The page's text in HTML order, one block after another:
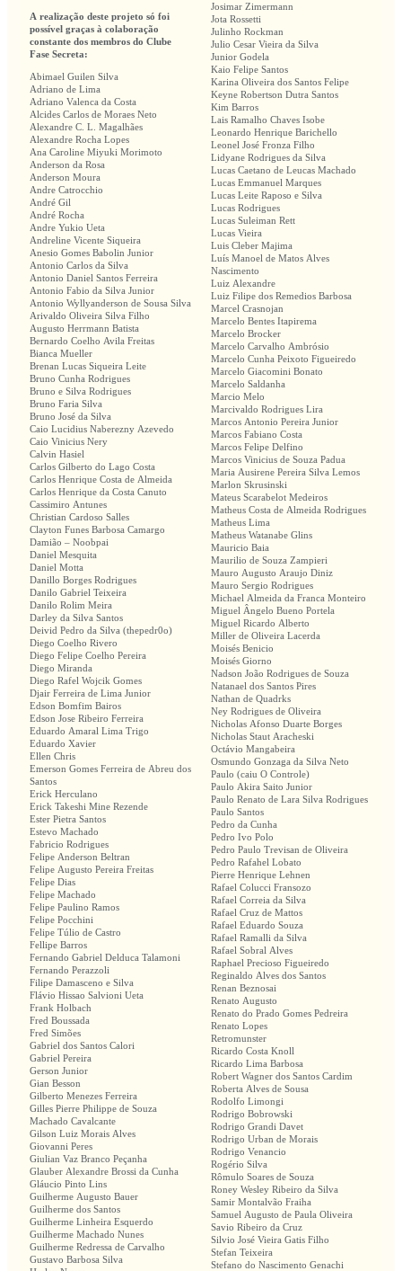
A realização deste projeto só foi
possível graças à colaboração
constante dos membros do Clube
Fase Secreta:
Abimael Guilen Silva
Adriano de Lima
Adriano Valenca da Costa
Alcides Carlos de Moraes Neto
Alexandre C. L. Magalhães
Alexandre Rocha Lopes
Ana Caroline Miyuki Morimoto
Anderson da Rosa
Anderson Moura
Andre Catrocchio
André Gil
André Rocha
Andre Yukio Ueta
Andreline Vicente Siqueira
Anesio Gomes Babolin Junior
Antonio Carlos da Silva
Antonio Daniel Santos Ferreira
Antonio Fabio da Silva Junior
Antonio Wyllyanderson de Sousa Silva
Arivaldo Oliveira Silva Filho
Augusto Herrmann Batista
Bernardo Coelho Avila Freitas
Bianca Mueller
Brenan Lucas Siqueira Leite
Bruno Cunha Rodrigues
Bruno e Silva Rodrigues
Bruno Faria Silva
Bruno José da Silva
Caio Lucidius Naberezny Azevedo
Caio Vinicius Nery
Calvin Hasiel
Carlos Gilberto do Lago Costa
Carlos Henrique Costa de Almeida
Carlos Henrique da Costa Canuto
Cassimiro Antunes
Christian Cardoso Salles
Clayton Funes Barbosa Camargo
Damião – Noobpai
Daniel Mesquita
Daniel Motta
Danillo Borges Rodrigues
Danilo Gabriel Teixeira
Danilo Rolim Meira
Darley da Silva Santos
Deivid Pedro da Silva (thepedr0o)
Diego Coelho Rivero
Diego Felipe Coelho Pereira
Diego Miranda
Diego Rafel Wojcik Gomes
Djair Ferreira de Lima Junior
Edson Bomfim Bairos
Edson Jose Ribeiro Ferreira
Eduardo Amaral Lima Trigo
Eduardo Xavier
Ellen Chris
Emerson Gomes Ferreira de Abreu dos
Santos
Erick Herculano
Erick Takeshi Mine Rezende
Ester Pietra Santos
Estevo Machado
Fabricio Rodrigues
Felipe Anderson Beltran
Felipe Augusto Pereira Freitas
Felipe Dias
Felipe Machado
Felipe Paulino Ramos
Felipe Pocchini
Felipe Túlio de Castro
Fellipe Barros
Fernando Gabriel Delduca Talamoni
Fernando Perazzoli
Filipe Damasceno e Silva
Flávio Hissao Salvioni Ueta
Frank Holbach
Fred Boussada
Fred Simões
Gabriel dos Santos Calori
Gabriel Pereira
Gerson Junior
Gian Besson
Gilberto Menezes Ferreira
Gilles Pierre Philippe de Souza
Machado Cavalcante
Gilson Luiz Morais Alves
Giovanni Peres
Giulian Vaz Branco Peçanha
Glauber Alexandre Brossi da Cunha
Gláucio Pinto Lins
Guilherme Augusto Bauer
Guilherme dos Santos
Guilherme Linheira Esquerdo
Guilherme Machado Nunes
Guilherme Redressa de Carvalho
Gustavo Barbosa Silva
Josimar Zimermann
Jota Rossetti
Julinho Rockman
Julio Cesar Vieira da Silva
Junior Godela
Kaio Felipe Santos
Karina Oliveira dos Santos Felipe
Keyne Robertson Dutra Santos
Kim Barros
Lais Ramalho Chaves Isobe
Leonardo Henrique Barichello
Leonel José Fronza Filho
Lidyane Rodrigues da Silva
Lucas Caetano de Leucas Machado
Lucas Emmanuel Marques
Lucas Leite Raposo e Silva
Lucas Rodrigues
Lucas Suleiman Rett
Lucas Vieira
Luis Cleber Majima
Luís Manoel de Matos Alves
Nascimento
Luiz Alexandre
Luiz Filipe dos Remedios Barbosa
Marcel Crasnojan
Marcelo Bentes Itapirema
Marcelo Brocker
Marcelo Carvalho Ambrósio
Marcelo Cunha Peixoto Figueiredo
Marcelo Giacomini Bonato
Marcelo Saldanha
Marcio Melo
Marcivaldo Rodrigues Lira
Marcos Antonio Pereira Junior
Marcos Fabiano Costa
Marcos Felipe Delfino
Marcos Vinicius de Souza Padua
Maria Ausirene Pereira Silva Lemos
Marlon Skrusinski
Mateus Scarabelot Medeiros
Matheus Costa de Almeida Rodrigues
Matheus Lima
Matheus Watanabe Glins
Mauricio Baia
Maurilio de Souza Zampieri
Mauro Augusto Araujo Diniz
Mauro Sergio Rodrigues
Michael Almeida da Franca Monteiro
Miguel Ângelo Bueno Portela
Miguel Ricardo Alberto
Miller de Oliveira Lacerda
Moisés Benicio
Moisés Giorno
Nadson João Rodrigues de Souza
Natanael dos Santos Pires
Nathan de Quadrks
Ney Rodrigues de Oliveira
Nicholas Afonso Duarte Borges
Nicholas Staut Aracheski
Octávio Mangabeira
Osmundo Gonzaga da Silva Neto
Paulo (caiu O Controle)
Paulo Akira Saito Junior
Paulo Renato de Lara Silva Rodrigues
Paulo Santos
Pedro da Cunha
Pedro Ivo Polo
Pedro Paulo Trevisan de Oliveira
Pedro Rafahel Lobato
Pierre Henrique Lehnen
Rafael Colucci Fransozo
Rafael Correia da Silva
Rafael Cruz de Mattos
Rafael Eduardo Souza
Rafael Ramalli da Silva
Rafael Sobral Alves
Raphael Precioso Figueiredo
Reginaldo Alves dos Santos
Renan Beznosai
Renato Augusto
Renato do Prado Gomes Pedreira
Renato Lopes
Retromunster
Ricardo Costa Knoll
Ricardo Lima Barbosa
Robert Wagner dos Santos Cardim
Roberta Alves de Sousa
Rodolfo Limongi
Rodrigo Bobrowski
Rodrigo Grandi Davet
Rodrigo Urban de Morais
Rodrigo Venancio
Rogério Silva
Rômulo Soares de Souza
Roney Wesley Ribeiro da Silva
Samir Montalvão Fraiha
Samuel Augusto de Paula Oliveira
Savio Ribeiro da Cruz
Silvio José Vieira Gatis Filho
Stefan Teixeira
Stefano do Nascimento Genachi